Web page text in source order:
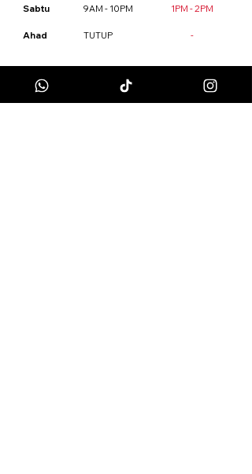
Sabtu 9AM - 10PM 1PM - 2PM
Ahad TUTUP -